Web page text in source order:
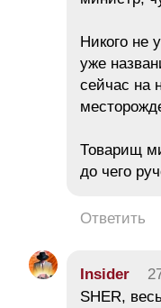
Никого не
уже
сейчас на
Товарищ
до чего
Ответить
Insider
SHER,